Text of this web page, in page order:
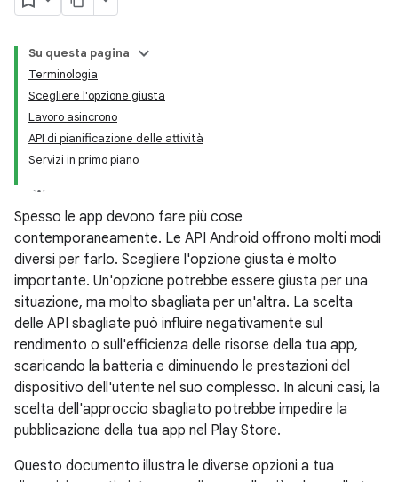
Su questa pagina
Terminologia
Scegliere l'opzione giusta
Lavoro asincrono
API di pianificazione delle attività
Servizi in primo piano
Spesso le app devono fare più cose
contemporaneamente. Le API Android offrono molti modi
diversi per farlo. Scegliere l'opzione giusta è molto
importante. Un'opzione potrebbe essere giusta per una
situazione, ma molto sbagliata per un'altra. La scelta
delle API sbagliate può influire negativamente sul
rendimento o sull'efficienza delle risorse della tua app,
scaricando la batteria e diminuendo le prestazioni del
dispositivo dell'utente nel suo complesso. In alcuni casi, la
scelta dell'approccio sbagliato potrebbe impedire la
pubblicazione della tua app nel Play Store.
Questo documento illustra le diverse opzioni a tua